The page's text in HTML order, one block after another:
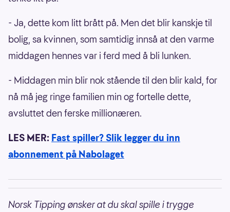
- Ja, dette kom litt brått på. Men det blir kanskje til
bolig, sa kvinnen, som samtidig innså at den varme
middagen hennes var i ferd med å bli lunken.
- Middagen min blir nok stående til den blir kald, for
nå må jeg ringe familien min og fortelle dette,
avsluttet den ferske millionæren.
LES MER: Fast spiller? Slik legger du inn
abonnement på Nabolaget
Norsk Tipping ønsker at du skal spille i trygge